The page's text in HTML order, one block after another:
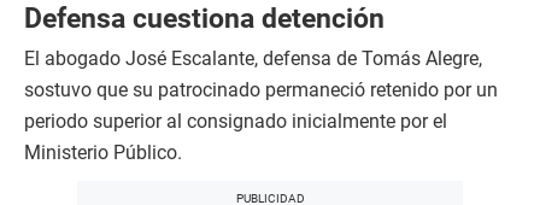
Defensa cuestiona detención
El abogado José Escalante, defensa de Tomás Alegre,
sostuvo que su patrocinado permaneció retenido por un
periodo superior al consignado inicialmente por el
Ministerio Público.